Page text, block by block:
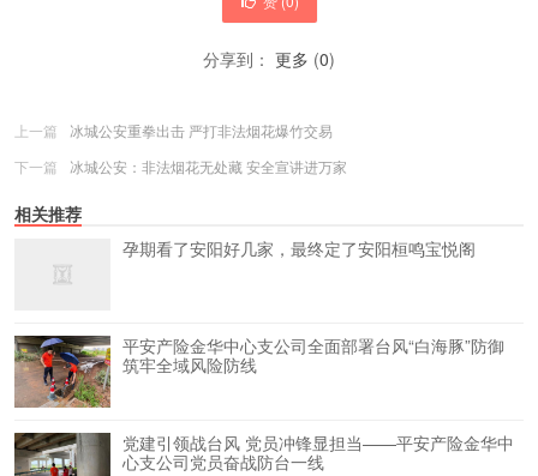
分享到： 更多 (0)
上一篇
冰城公安重拳出击 严打非法烟花爆竹交易
下一篇
冰城公安：非法烟花无处藏 安全宣讲进万家
相关推荐
孕期看了安阳好几家，最终定了安阳桓鸣宝悦阁
平安产险金华中心支公司全面部署台风“白海豚”防御
筑牢全域风险防线
党建引领战台风 党员冲锋显担当——平安产险金华中
心支公司党员奋战防台一线